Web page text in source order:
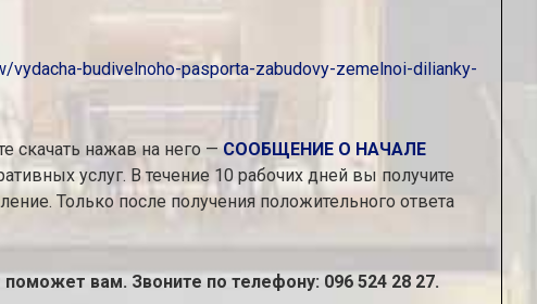
vydacha-budivelnoho-pasporta-zabudovy-zemelnoi-dilianky-
скачать нажав на него — СООБЩЕНИЕ О НАЧАЛЕ
услуг. В течение 10 рабочих дней вы получите
Только после получения положительного ответа
вам. Звоните по телефону: 096 524 28 27.